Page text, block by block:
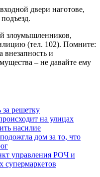
двери наготове,
злоумышленников,
(тел. 102). Помните:
внезапность и
– не давайте ему
за решетку
на улицах
насилие
дом за то, что
управления РОЧ и
супермаркетов